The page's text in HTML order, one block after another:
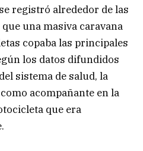
registró alrededor de las
una masiva caravana
copaba las principales
los datos difundidos
sistema de salud, la
acompañante en la
que era